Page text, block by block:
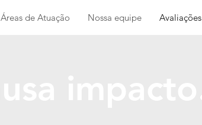
Áreas de Atuação Nossa equipe Avaliações